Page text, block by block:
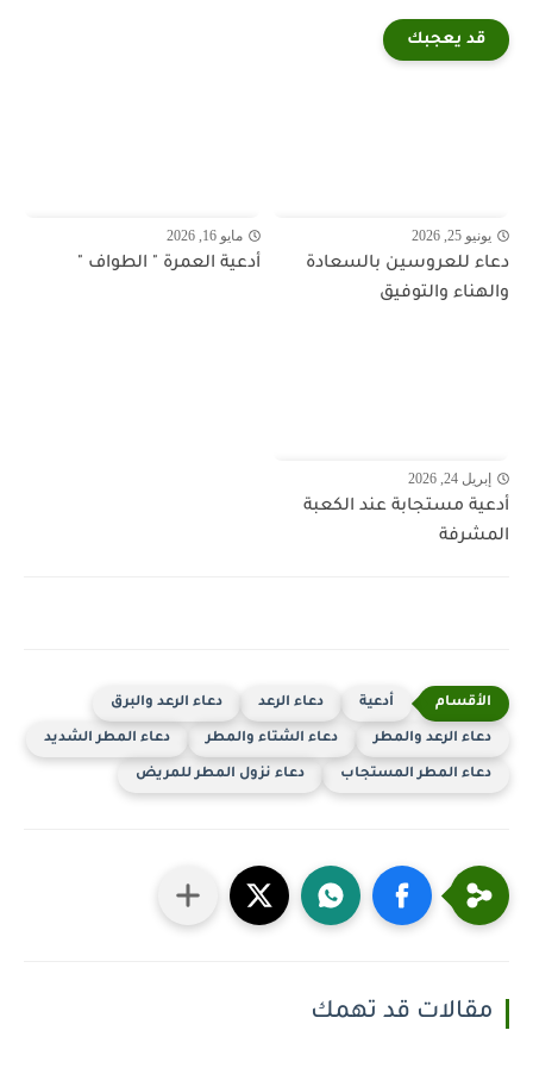
قد يعجبك
يونيو 25, 2026
دعاء للعروسين بالسعادة
والهناء والتوفيق
مايو 16, 2026
أدعية العمرة " الطواف "
إبريل 24, 2026
أدعية مستجابة عند الكعبة
المشرفة
أدعية دعاء الرعد دعاء الرعد والبرق
دعاء الرعد والمطر دعاء الشتاء والمطر دعاء المطر الشديد
دعاء المطر المستجاب دعاء نزول المطر للمريض
مقالات قد تهمك